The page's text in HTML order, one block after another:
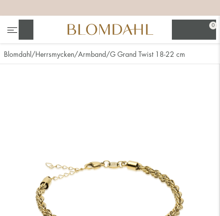
0
Blomdahl Herrsmycken Armband G Grand Twist 18-22 cm